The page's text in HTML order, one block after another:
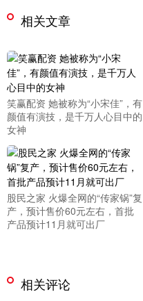
相关文章
笑赢配资 她被称为“小宋佳”，有
颜值有演技，是千万人心目中的
女神
股民之家 火爆全网的“传家锅”复
产，预计售价60元左右，首批
产品预计11月就可出厂
相关评论